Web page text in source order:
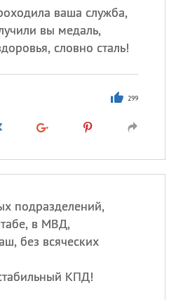
ваша служба,
вы медаль,
словно сталь!
299
подразделений,
в МВД,
без всяческих
КПД!